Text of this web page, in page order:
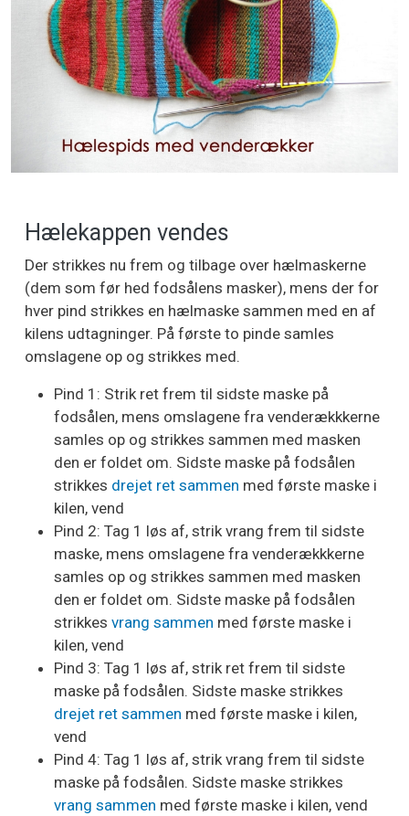
Hælekappen vendes
Der strikkes nu frem og tilbage over hælmaskerne
(dem som før hed fodsålens masker), mens der for
hver pind strikkes en hælmaske sammen med en af
kilens udtagninger. På første to pinde samles
omslagene op og strikkes med.
Pind 1: Strik ret frem til sidste maske på
fodsålen, mens omslagene fra venderækkkerne
samles op og strikkes sammen med masken
den er foldet om. Sidste maske på fodsålen
strikkes drejet ret sammen med første maske i
kilen, vend
Pind 2: Tag 1 løs af, strik vrang frem til sidste
maske, mens omslagene fra venderækkkerne
samles op og strikkes sammen med masken
den er foldet om. Sidste maske på fodsålen
strikkes vrang sammen med første maske i
kilen, vend
Pind 3: Tag 1 løs af, strik ret frem til sidste
maske på fodsålen. Sidste maske strikkes
drejet ret sammen med første maske i kilen,
vend
Pind 4: Tag 1 løs af, strik vrang frem til sidste
maske på fodsålen. Sidste maske strikkes
vrang sammen med første maske i kilen, vend